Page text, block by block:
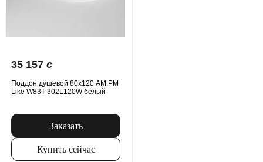
35 157 c
Поддон душевой 80x120 AM.PM
Like W83T-302L120W белый
Заказать
Купить сейчас